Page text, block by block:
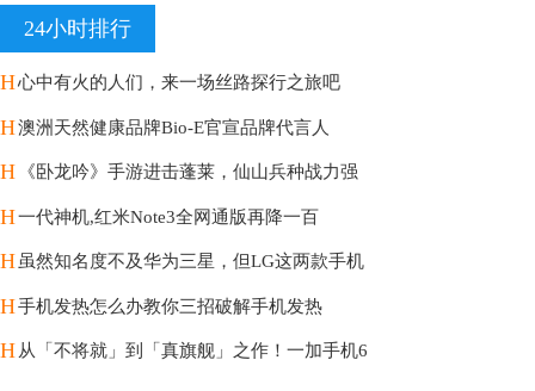
24小时排行
H心中有火的人们，来一场丝路探行之旅吧
H澳洲天然健康品牌Bio-E官宣品牌代言人
H 《卧龙吟》手游进击蓬莱，仙山兵种战力强
H一代神机,红米Note3全网通版再降一百
H虽然知名度不及华为三星，但LG这两款手机
H手机发热怎么办教你三招破解手机发热
H 从「不将就」到「真旗舰」之作！一加手机6